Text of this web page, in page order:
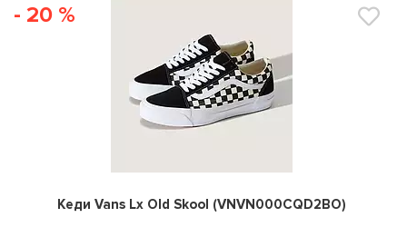
- 20 %
0
Кеди Vans Lx Old Skool (VNVN000CQD2BO)